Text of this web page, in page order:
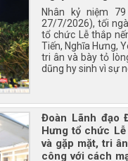
Nhân kỷ niệm
27/7/2026), tối
tổ chức Lễ thắp
Tiến, Nghĩa Hưng,
tri ân và bày tỏ
dũng hy sinh vì sự
Đoàn Lãnh đạo
Hưng tổ chức
và gặp mặt, tri
công với cách